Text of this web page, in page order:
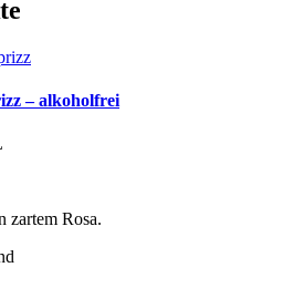
– alkoholfrei
zartem Rosa.